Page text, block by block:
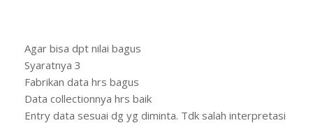
Agar bisa dpt nilai bagus
Syaratnya 3
Fabrikan data hrs bagus
Data collectionnya hrs baik
Entry data sesuai dg yg diminta. Tdk salah interpretasi